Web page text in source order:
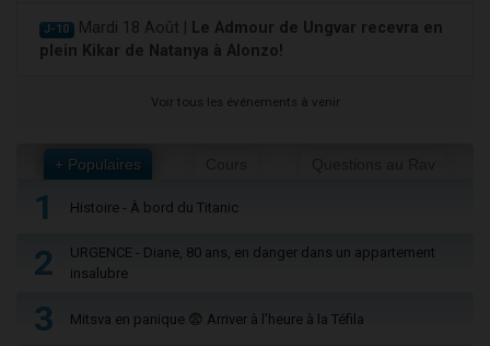
J-10 Mardi 18 Août |
Le Admour de Ungvar recevra en
plein Kikar de Natanya à Alonzo!
Voir tous les événements à venir
+ Populaires
1 Histoire - À bord du Titanic
2
URGENCE - Diane, 80 ans, en danger dans un appartement
insalubre
3 Mitsva en panique 😨 Arriver à l'heure à la Téfila